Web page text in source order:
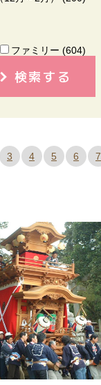
ファミリー (604)
検索する
3 4 5 6 7